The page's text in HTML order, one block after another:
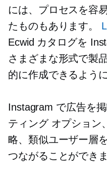
には、プロセスを容
たものもあります。
Ecwid カタログを
さまざまな形式で製
的に作成できるよう
Instagram で広告を
ティング オプション
略、類似ユーザー層
つながることができま